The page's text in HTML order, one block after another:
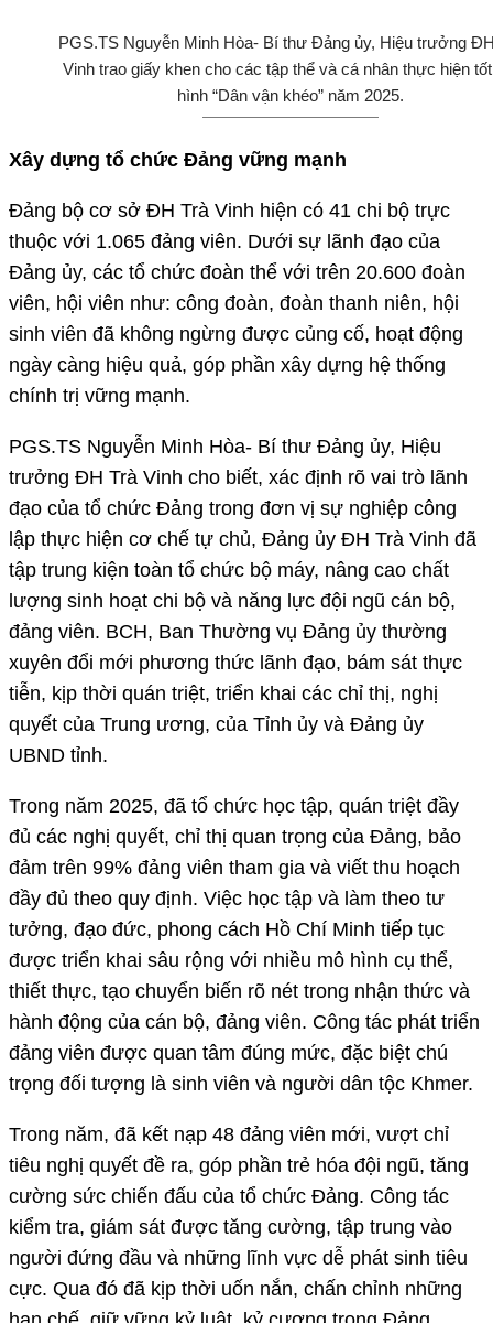
PGS.TS Nguyễn Minh Hòa- Bí thư Đảng ủy, Hiệu trưởng
Vinh trao giấy khen cho các tập thể và cá nhân thực hiện
hình “Dân vận khéo” năm 2025.
Xây dựng tổ chức Đảng vững mạnh
Đảng bộ cơ sở ĐH Trà Vinh hiện có 41 chi bộ trực
thuộc với 1.065 đảng viên. Dưới sự lãnh đạo của
Đảng ủy, các tổ chức đoàn thể với trên 20.600 đoàn
viên, hội viên như: công đoàn, đoàn thanh niên, hội
sinh viên đã không ngừng được củng cố, hoạt động
ngày càng hiệu quả, góp phần xây dựng hệ thống
chính trị vững mạnh.
PGS.TS Nguyễn Minh Hòa- Bí thư Đảng ủy, Hiệu
trưởng ĐH Trà Vinh cho biết, xác định rõ vai trò lãnh
đạo của tổ chức Đảng trong đơn vị sự nghiệp công
lập thực hiện cơ chế tự chủ, Đảng ủy ĐH Trà Vinh đã
tập trung kiện toàn tổ chức bộ máy, nâng cao chất
lượng sinh hoạt chi bộ và năng lực đội ngũ cán bộ,
đảng viên. BCH, Ban Thường vụ Đảng ủy thường
xuyên đổi mới phương thức lãnh đạo, bám sát thực
tiễn, kịp thời quán triệt, triển khai các chỉ thị, nghị
quyết của Trung ương, của Tỉnh ủy và Đảng ủy
UBND tỉnh.
Trong năm 2025, đã tổ chức học tập, quán triệt đầy
đủ các nghị quyết, chỉ thị quan trọng của Đảng, bảo
đảm trên 99% đảng viên tham gia và viết thu hoạch
đầy đủ theo quy định. Việc học tập và làm theo tư
tưởng, đạo đức, phong cách Hồ Chí Minh tiếp tục
được triển khai sâu rộng với nhiều mô hình cụ thể,
thiết thực, tạo chuyển biến rõ nét trong nhận thức và
hành động của cán bộ, đảng viên. Công tác phát triển
đảng viên được quan tâm đúng mức, đặc biệt chú
trọng đối tượng là sinh viên và người dân tộc Khmer.
Trong năm, đã kết nạp 48 đảng viên mới, vượt chỉ
tiêu nghị quyết đề ra, góp phần trẻ hóa đội ngũ, tăng
cường sức chiến đấu của tổ chức Đảng. Công tác
kiểm tra, giám sát được tăng cường, tập trung vào
người đứng đầu và những lĩnh vực dễ phát sinh tiêu
cực. Qua đó đã kịp thời uốn nắn, chấn chỉnh những